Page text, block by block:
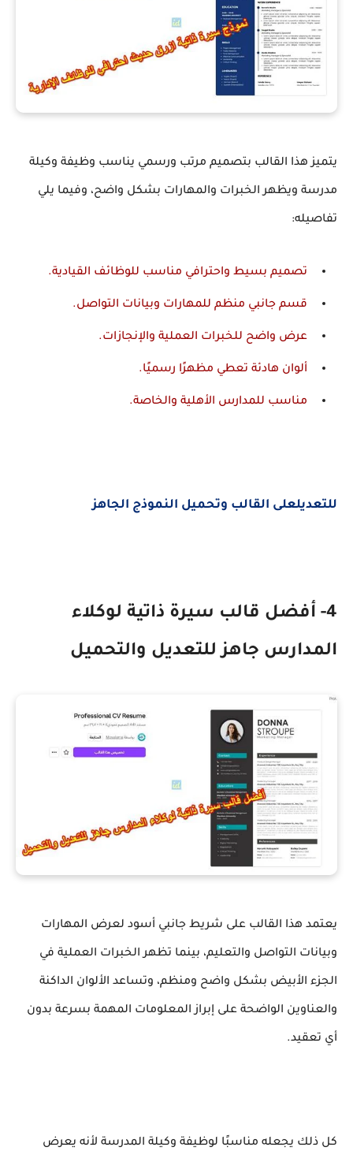
يتميز هذا القالب بتصميم مرتب ورسمي يناسب وظيفة وكيلة
مدرسة ويظهر الخبرات والمهارات بشكل واضح، وفيما يلي
تفاصيله:
تصميم بسيط واحترافي مناسب للوظائف القيادية.
قسم جانبي منظم للمهارات وبيانات التواصل.
عرض واضح للخبرات العملية والإنجازات.
ألوان هادئة تعطي مظهرًا رسميًا.
مناسب للمدارس الأهلية والخاصة.
للتعديلعلى القالب وتحميل النموذج الجاهز
4- أفضل قالب سيرة ذاتية لوكلاء
المدارس جاهز للتعديل والتحميل
يعتمد هذا القالب على شريط جانبي أسود لعرض المهارات
وبيانات التواصل والتعليم، بينما تظهر الخبرات العملية في
الجزء الأبيض بشكل واضح ومنظم، وتساعد الألوان الداكنة
والعناوين الواضحة على إبراز المعلومات المهمة بسرعة بدون
أي تعقيد.
كل ذلك يجعله مناسبًا لوظيفة وكيلة المدرسة لأنه يعرض